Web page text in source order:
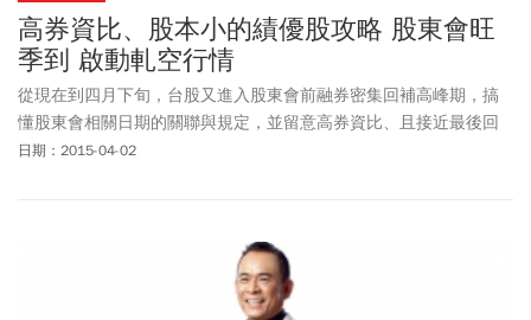
高券資比、股本小的績優股攻略 股東會旺
季到 啟動軋空行情
從現在到四月下旬，台股又進入股東會前融券密集回補高峰期，搞
懂股東會相關日期的關聯與規定，並留意高券資比、且接近最後回
補日的公司，就有機會搶賺一波軋空行情。
日期：2015-04-02